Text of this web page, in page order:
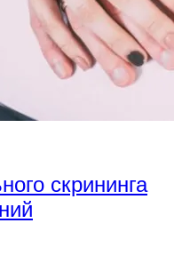
скрининга